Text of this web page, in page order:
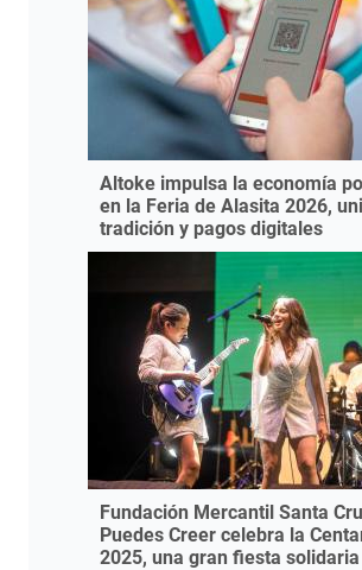
Altoke impulsa la economía
en la Feria de Alasita 2026,
tradición y pagos digitales
Fundación Mercantil Santa
Puedes Creer celebra la
2025, una gran fiesta solidaria